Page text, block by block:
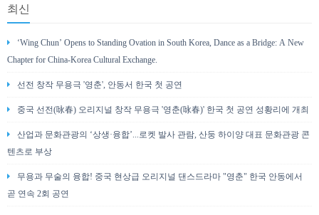
최신
‘Wing Chun’ Opens to Standing Ovation in South Korea, Dance as a Bridge: A New
Chapter for China-Korea Cultural Exchange.
선전 창작 무용극 '영춘', 안동서 한국 첫 공연
중국 선전(咏春) 오리지널 창작 무용극 '영춘(咏春)' 한국 첫 공연 성황리에 개최
산업과 문화관광의 ‘상생·융합’...로켓 발사 관람, 산둥 하이양 대표 문화관광 콘
텐츠로 부상
무용과 무술의 융합! 중국 현상급 오리지널 댄스드라마 "영춘" 한국 안동에서
곧 연속 2회 공연